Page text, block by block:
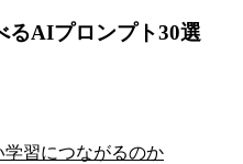
るAIプロンプト30選
習につながるのか